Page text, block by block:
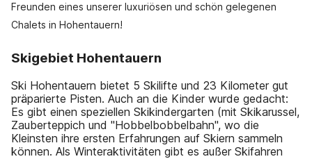
Freunden eines unserer luxuriösen und schön gelegenen
Chalets in Hohentauern!
Skigebiet Hohentauern
Ski Hohentauern bietet 5 Skilifte und 23 Kilometer gut
präparierte Pisten. Auch an die Kinder wurde gedacht:
Es gibt einen speziellen Skikindergarten (mit Skikarussel,
Zauberteppich und "Hobbelbobbelbahn", wo die
Kleinsten ihre ersten Erfahrungen auf Skiern sammeln
können. Als Winteraktivitäten gibt es außer Skifahren